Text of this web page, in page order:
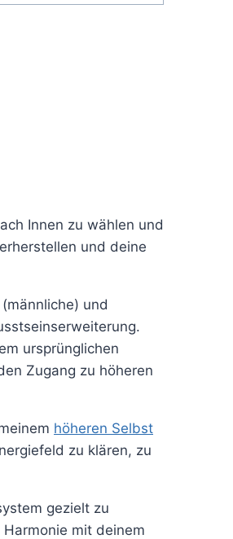
Innen zu wählen und
und deine
und
ursprünglichen
Zugang zu höheren
höheren Selbst
zu klären, zu
gezielt zu
mit deinem